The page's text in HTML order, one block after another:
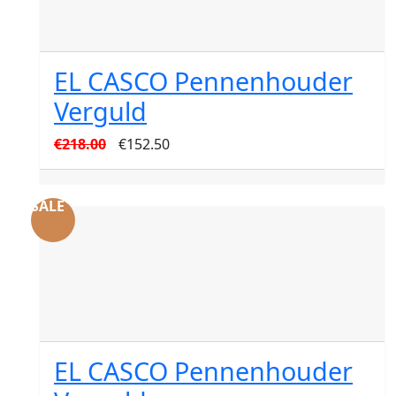
EL CASCO Pennenhouder
Verguld
€218.00
Oorspronkelijke
prijs
€152.50Huidige
prijs
EL CASCO Pennenhouder
SALE